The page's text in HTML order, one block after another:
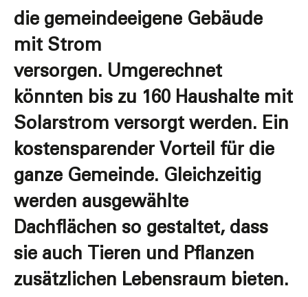
die gemeindeeigene Gebäude
mit Strom
versorgen. Umgerechnet
könnten bis zu 160 Haushalte mit
Solarstrom versorgt werden. Ein
kostensparender Vorteil für die
ganze Gemeinde. Gleichzeitig
werden ausgewählte
Dachflächen so gestaltet, dass
sie auch Tieren und Pflanzen
zusätzlichen Lebensraum bieten.